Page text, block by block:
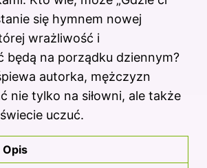
się hymnem nowej
wrażliwość i
będą na porządku dziennym?
autorka, mężczyzn
nie tylko na siłowni, ale także
uczuć.
Opis